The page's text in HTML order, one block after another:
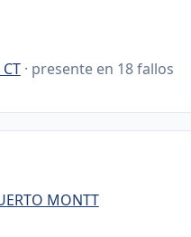
· presente en 18 fallos
MONTT